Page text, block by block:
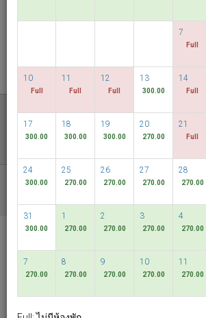
ค้นพบราคาที่ต่ำที่สุดของเรา
วันที่มีความยืดหยุ่น
RELC International
Hotel
Singapore
7
Full
10
Full
11
Full
12
Full
13
300.00
14
Full
17
300.00
18
300.00
19
300.00
20
270.00
21
Full
24
300.00
25
270.00
26
270.00
27
270.00
28
270.00
31
300.00
1
270.00
2
270.00
3
270.00
4
270.00
7
270.00
8
270.00
9
270.00
10
270.00
11
270.00